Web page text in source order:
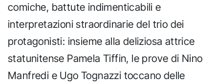
comiche, battute indimenticabili e
interpretazioni straordinarie del trio dei
protagonisti: insieme alla deliziosa attrice
statunitense Pamela Tiffin, le prove di Nino
Manfredi e Ugo Tognazzi toccano delle